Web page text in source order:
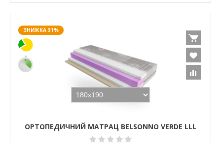
ЗНИЖКА 31%
ОРТОПЕДИЧНИЙ МАТРАЦ BELSONNO VERDE LLL